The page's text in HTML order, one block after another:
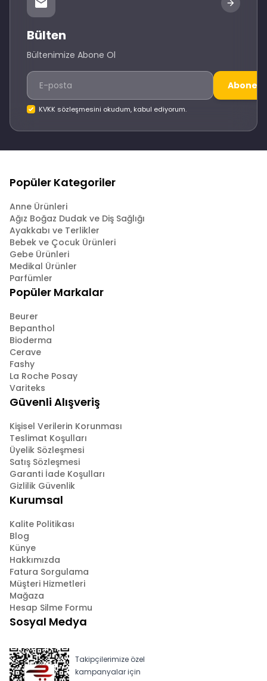
Bülten
Bültenimize Abone Ol
Abone
KVKK sözleşmesini okudum, kabul ediyorum.
Popüler Kategoriler
Anne Ürünleri
Ağız Boğaz Dudak ve Diş Sağlığı
Ayakkabı ve Terlikler
Bebek ve Çocuk Ürünleri
Gebe Ürünleri
Medikal Ürünler
Parfümler
Popüler Markalar
Beurer
Bepanthol
Bioderma
Cerave
Fashy
La Roche Posay
Variteks
Güvenli Alışveriş
Kişisel Verilerin Korunması
Teslimat Koşulları
Üyelik Sözleşmesi
Satış Sözleşmesi
Garanti İade Koşulları
Gizlilik Güvenlik
Kurumsal
Kalite Politikası
Blog
Künye
Hakkımızda
Fatura Sorgulama
Müşteri Hizmetleri
Mağaza
Hesap Silme Formu
Sosyal Medya
Takipçilerimize özel
kampanyalar için